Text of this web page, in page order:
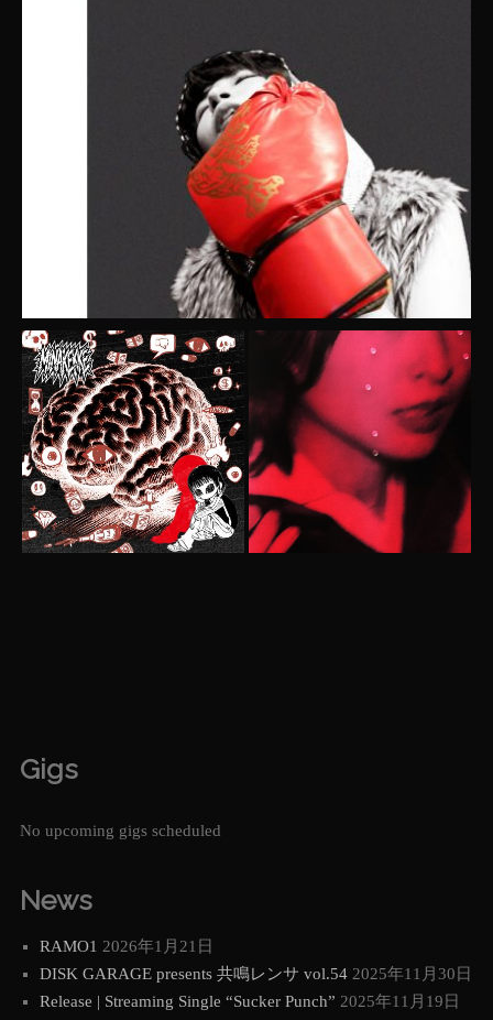
Gigs
No upcoming gigs scheduled
News
RAMO1 2026年1月21日
DISK GARAGE presents 共鳴レンサ vol.54 2025年11月30日
Release | Streaming Single “Sucker Punch” 2025年11月19日